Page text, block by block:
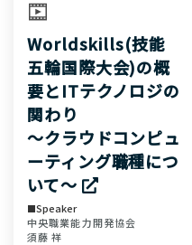
Worldskills(技能
五輪国際大会)の概
要とITテクノロジの
関わり
～クラウドコンピュ
ーティング職種につ
いて～
Speaker
中央職業能力開発協会
須藤 祥